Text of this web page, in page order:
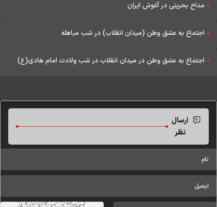
مداح بحرینی در آغوش ایران
اجتماع به عشق وطن (میدان انقلاب) در شب مباهله
اجتماع به عشق وطن در میدان انقلاب در شب ولادت امام هادی(ع)
ارسال
نظر